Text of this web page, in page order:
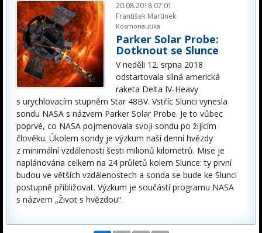
20.08.2018 07:01
František Martinek
Kosmonautika
Parker Solar Probe:
Dotknout se Slunce
V neděli 12. srpna 2018
odstartovala silná americká
raketa Delta IV-Heavy
s urychlovacím stupněm Star 48BV. Vstříc Slunci vynesla
sondu NASA s názvem Parker Solar Probe. Je to vůbec
poprvé, co NASA pojmenovala svoji sondu po žijícím
člověku. Úkolem sondy je výzkum naší denní hvězdy
z minimální vzdálenosti šesti milionů kilometrů. Mise je
naplánována celkem na 24 průletů kolem Slunce: ty první
budou ve větších vzdálenostech a sonda se bude ke Slunci
postupně přibližovat. Výzkum je součástí programu NASA
s názvem „Život s hvězdou“.